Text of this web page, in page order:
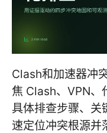
Clash和加速器冲
焦 Clash、VPN、
具体排查步骤、关
速定位冲突根源并